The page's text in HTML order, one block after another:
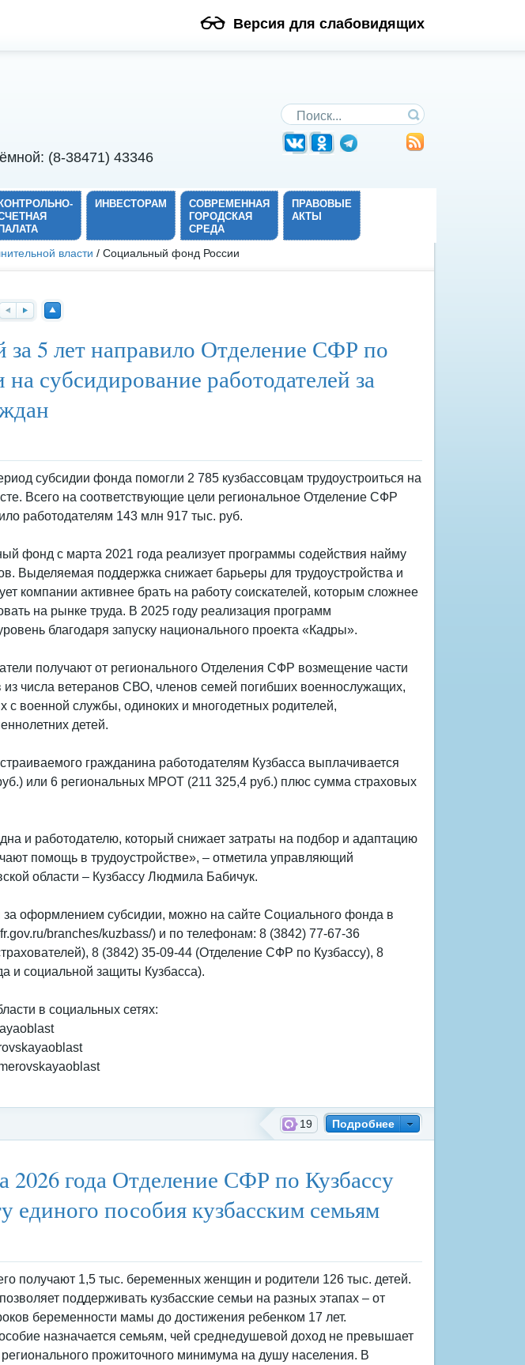
Версия для слабовидящих
Поиск по сайту
(8-38471) 43346
КОНТРОЛЬНО-
ПАЛАТА
ИНВЕСТОРАМ
СОВРЕМЕННАЯ
ГОРОДСКАЯ
СРЕДА
ПРАВОВЫЕ
АКТЫ
власти / Социальный фонд России
ер
ве
за 5 лет направило Отделение СФР по
субсидирование работодателей за
субсидии фонда помогли 2 785 кузбассовцам трудоустроиться на
Всего на соответствующие цели региональное Отделение СФР
работодателям 143 млн 917 тыс. руб.
фонд с марта 2021 года реализует программы содействия найму
Выделяемая поддержка снижает барьеры для трудоустройства и
компании активнее брать на работу соискателей, которым сложнее
на рынке труда. В 2025 году реализация программ
благодаря запуску национального проекта «Кадры».
получают от регионального Отделения СФР возмещение части
из числа ветеранов СВО, членов семей погибших военнослужащих,
с военной службы, одиноких и многодетных родителей,
детей.
гражданина работодателям Кузбасса выплачивается
или 6 региональных МРОТ (211 325,4 руб.) плюс сумма страховых
и работодателю, который снижает затраты на подбор и адаптацию
помощь в трудоустройстве», – отметила управляющий
области – Кузбассу Людмила Бабичук.
за оформлением субсидии, можно на сайте Социального фонда в
branches/kuzbass/) и по телефонам: 8 (3842) 77-67-36
8 (3842) 35-09-44 (Отделение СФР по Кузбассу), 8
и социальной защиты Кузбасса).
в социальных сетях:
Подробнее
19
2026 года Отделение СФР по Кузбассу
единого пособия кузбасским семьям
получают 1,5 тыс. беременных женщин и родители 126 тыс. детей.
поддерживать кузбасские семьи на разных этапах – от
беременности мамы до достижения ребенком 17 лет.
назначается семьям, чей среднедушевой доход не превышает
регионального прожиточного минимума на душу населения. В